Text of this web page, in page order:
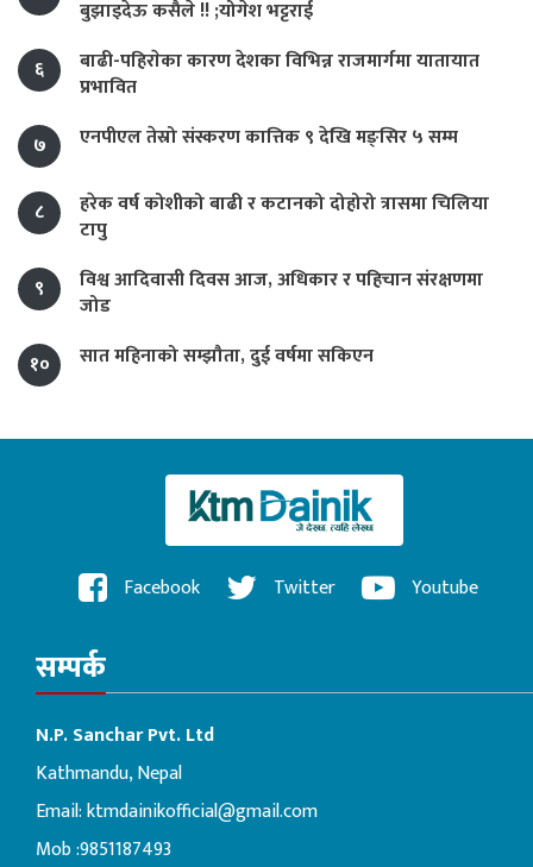
बुझाइदेऊ कसैले !! ;योगेश भट्टराई
६
बाढी-पहिराेका कारण देशका विभिन्न राजमार्गमा यातायात
प्रभावित
७
एनपीएल तेस्रो संस्करण कात्तिक ९ देखि मङ्सिर ५ सम्म
८
हरेक वर्ष कोशीको बाढी र कटानको दोहोरो त्रासमा चिलिया
टापु
९
विश्व आदिवासी दिवस आज, अधिकार र पहिचान संरक्षणमा
जोड
१०
सात महिनाको सम्झौता, दुई वर्षमा सकिएन
Facebook Twitter Youtube
सम्पर्क
N.P. Sanchar Pvt. Ltd
Kathmandu, Nepal
Email:ktmdainikofficial@gmail.com
Mob :9851187493